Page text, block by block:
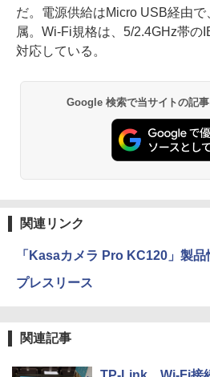
だ。電源供給はMicro USB経由
属。Wi-Fi規格は、5/2.4GHz帯の
対応している。
Google 検索で当サイトの記
関連リンク
「Kasaカメラ Pro KC120」製品
プレスリース
関連記事